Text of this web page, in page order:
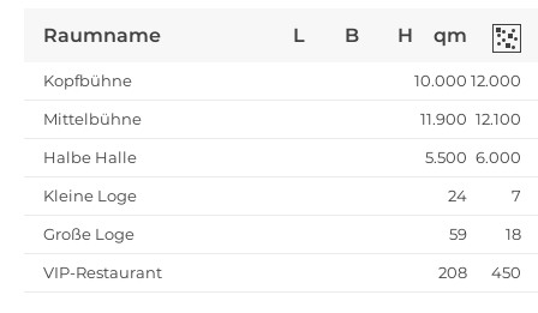
Raumname L B H qm
Kopfbühne 10.000 12.000
Mittelbühne
11.900 12.100
Halbe Halle
5.500 6.000
Kleine Loge
24
7
Große Loge
59
18
VIP-Restaurant
208 450